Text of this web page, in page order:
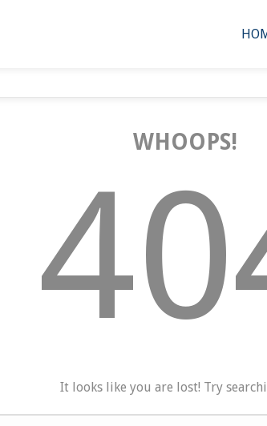
WHOOPS!
It looks like you are lost! Try